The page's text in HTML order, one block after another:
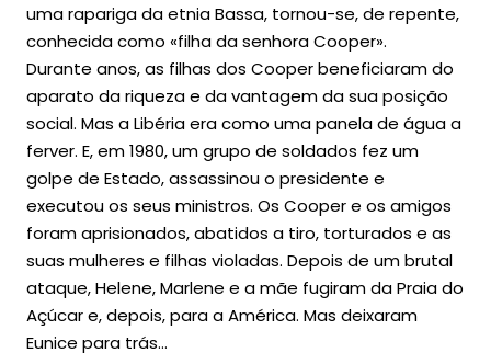
uma rapariga da etnia Bassa, tornou-se, de repente,
conhecida como «filha da senhora Cooper».
Durante anos, as filhas dos Cooper beneficiaram do
aparato da riqueza e da vantagem da sua posição
social. Mas a Libéria era como uma panela de água a
ferver. E, em 1980, um grupo de soldados fez um
golpe de Estado, assassinou o presidente e
executou os seus ministros. Os Cooper e os amigos
foram aprisionados, abatidos a tiro, torturados e as
suas mulheres e filhas violadas. Depois de um brutal
ataque, Helene, Marlene e a mãe fugiram da Praia do
Açúcar e, depois, para a América. Mas deixaram
Eunice para trás…